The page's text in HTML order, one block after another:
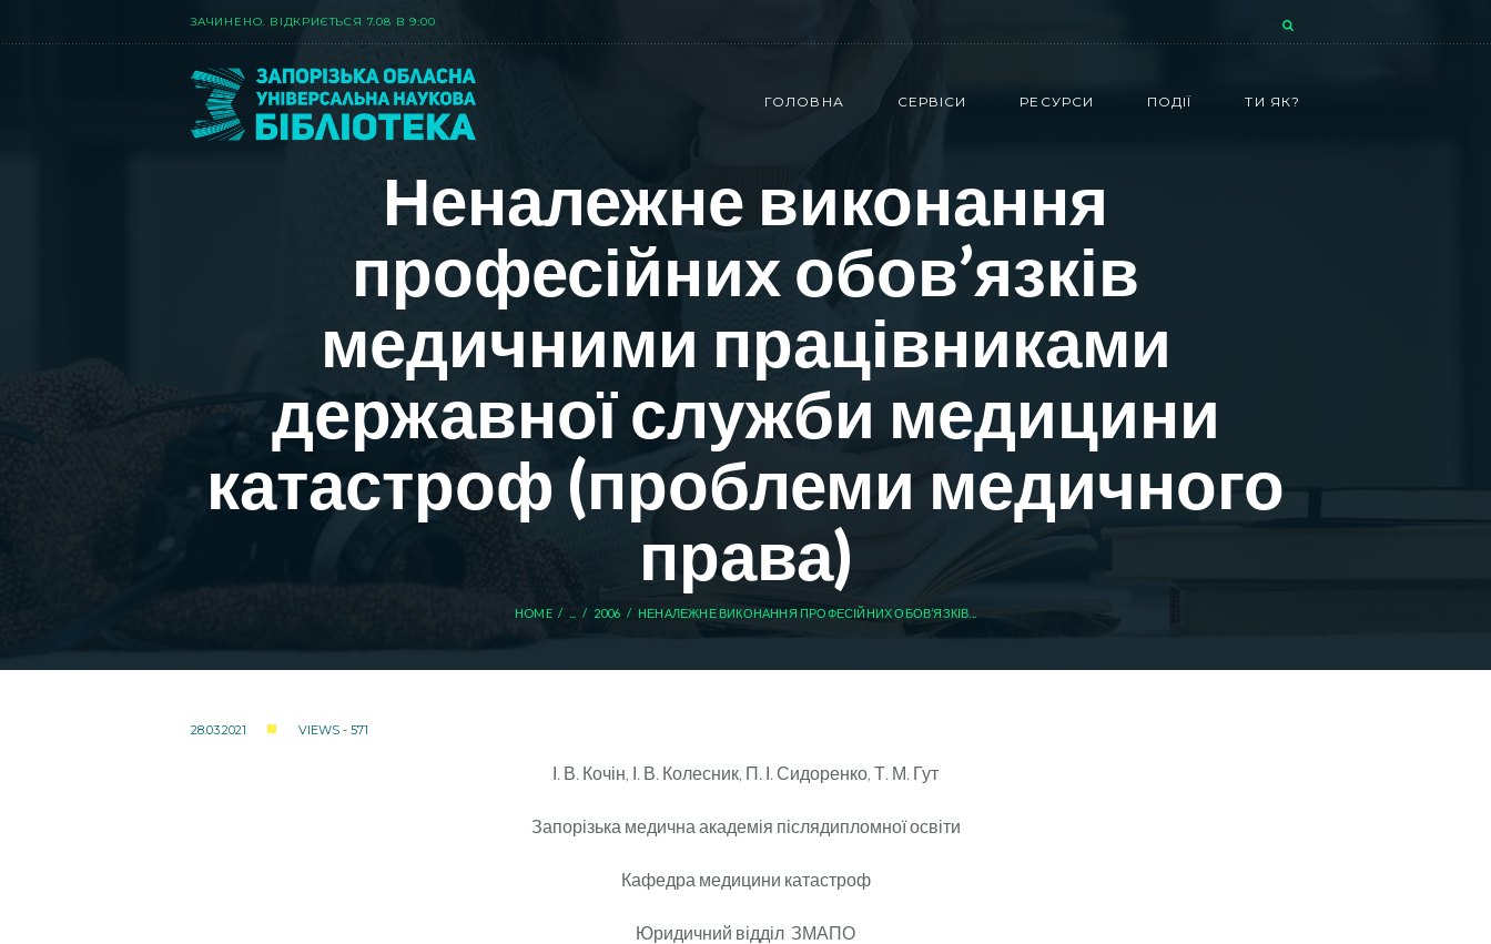
ЗАЧИНЕНО. ВIДКРИЄТЬСЯ 7.08 В 9:00
ГОЛОВНА СЕРВІСИ РЕСУРСИ ПОДІЇ ТИ ЯК?
Неналежне виконання
професійних обов’язків
медичними працівниками
державної служби медицини
катастроф (проблеми медичного
права)
HOME 2006 НЕНАЛЕЖНЕ ВИКОНАННЯ ПРОФЕСІЙНИХ ОБОВ’ЯЗКІВ...
28.03.2021 VIEWS - 571
І. В. Кочін, І. В. Колесник, П. І. Сидоренко, Т. М. Гут
Запорізька медична академія післядипломної освіти
Кафедра медицини катастроф
Юридичний відділ ЗМАПО